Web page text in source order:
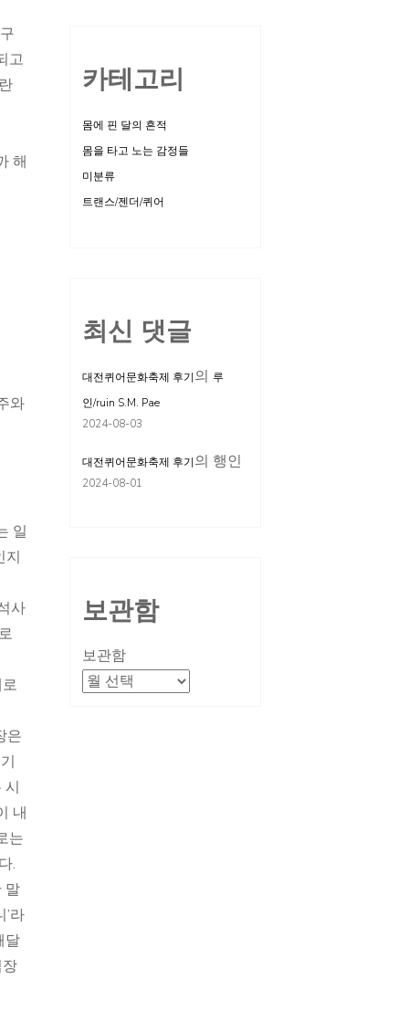
고
해
와
일
지
사
은
시
내
는
.
말
라
달
카테고리
몸에 핀 달의 흔적
몸을 타고 노는 감정들
미분류
트랜스/젠더/퀴어
최신 댓글
대전퀴어문화축제 후기의 루
인/ruin S.M. Pae
2024-08-03
대전퀴어문화축제 후기의 행인
2024-08-01
보관함
보관함